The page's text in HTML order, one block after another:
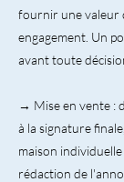
fournir une valeur
engagement. Un
avant toute
→ Mise en vente :
à la signature
maison
rédaction de